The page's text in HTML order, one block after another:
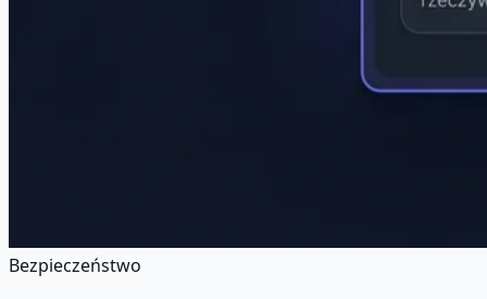
Bezpieczeństwo